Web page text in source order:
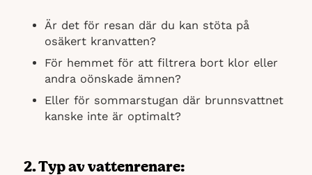
Är det för resan där du kan stöta på
osäkert kranvatten?
För hemmet för att filtrera bort klor eller
andra oönskade ämnen?
Eller för sommarstugan där brunnsvattnet
kanske inte är optimalt?
2. Typ av vattenrenare: